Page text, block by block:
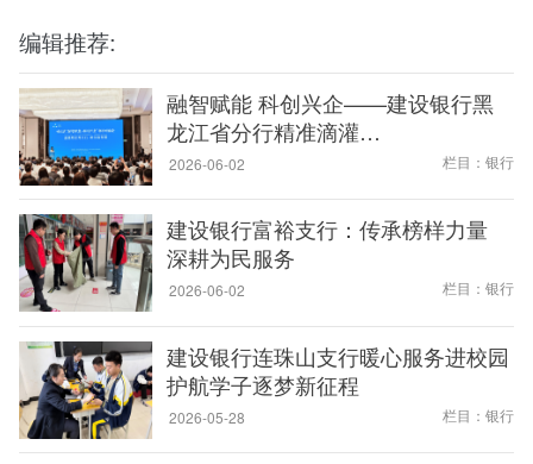
编辑推荐:
融智赋能 科创兴企——建设银行黑
龙江省分行精准滴灌…
2026-06-02 栏目：银行
建设银行富裕支行：传承榜样力量
深耕为民服务
2026-06-02 栏目：银行
建设银行连珠山支行暖心服务进校园
护航学子逐梦新征程
2026-05-28 栏目：银行